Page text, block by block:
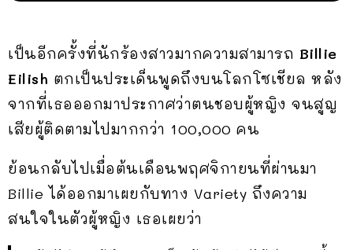
เป็นอีกครั้งที่นักร้องสาวมากความสามารถ Billie
Eilish ตกเป็นประเด็นพูดถึงบนโลกโซเชียล หลัง
จากที่เธอออกมาประกาศว่าตนชอบผู้หญิง จนสูญ
เสียผู้ติดตามไปมากกว่า 100,000 คน
ย้อนกลับไปเมื่อต้นเดือนพฤศจิกายนที่ผ่านมา
Billie ได้ออกมาเผยกับทาง Variety ถึงความ
สนใจในตัวผู้หญิง เธอเผยว่า